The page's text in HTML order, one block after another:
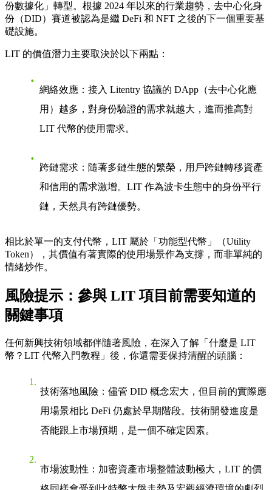
份數據化」轉型。根據 2024 年以來的行業趨勢，去中心化身
份（DID）賽道被認為是繼 DeFi 和 NFT 之後的下一個重要基
礎設施。
LIT 的價值潛力主要取決於以下兩點：
網絡效應 ：接入 Litentry 協議的 DApp（去中心化應
用）越多，對身份驗證的需求就越大，進而推高對
LIT 代幣的使用需求。
跨鏈需求 ：隨著多鏈生態的繁榮，用戶跨鏈轉移資產
和信用的需求激增。LIT 作為波卡生態中的身份平行
鏈，天然具有跨鏈優勢。
相比於單一的支付代幣，LIT 屬於「功能型代幣」（Utility
Token），其價值有著實際的使用場景作為支撐，而非單純的
情緒炒作。
風險提示：參與 LIT 項目前需要知道的
關鍵事項
任何新興技術領域都伴隨著風險，在深入了解「什麼是 LIT
幣？LIT 代幣入門教程」後，你還需要保持清醒的頭腦：
技術落地風險 ：儘管 DID 概念宏大，但目前的實際應
用場景相比 DeFi 仍處於早期階段。技術開發進度是
否能跟上市場預期，是一個不確定因素。
市場波動性 ：加密資產市場整體波動極大，LIT 的價